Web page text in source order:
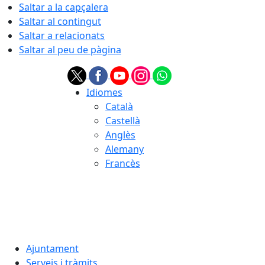
Saltar a la capçalera
Saltar al contingut
Saltar a relacionats
Saltar al peu de pàgina
Idiomes
Català
Castellà
Anglès
Alemany
Francès
Ajuntament